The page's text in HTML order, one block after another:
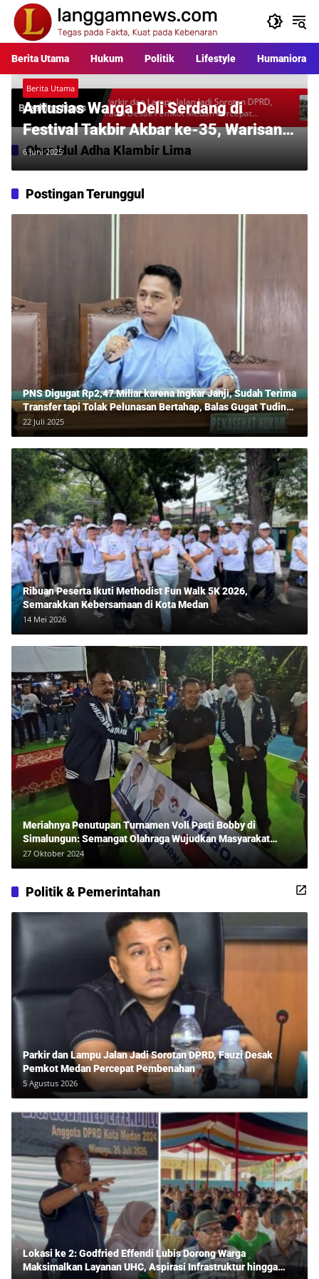
Langsung
konten
Berita Utama Hukum Politik Lifestyle Humaniora
Breaking NewsParkir dan Lampu Jalan Jadi Sorotan DPRD,
Fauzi Desak Pemkot Medan Percepat
Pembenahan
Obor Idul Adha Klambir Lima
Berita Utama
Antusias Warga Deli Serdang di
Festival Takbir Akbar ke-35, Warisan
Wagirin Arman Terus Berkobar
6 Juni 2025
Postingan Terunggul
PNS Digugat Rp2,47 Miliar karena Ingkar Janji, Sudah Terima
Transfer tapi Tolak Pelunasan Bertahap, Balas Gugat Tuding
Lawan Tipu Rp850 Juta
22 Juli 2025
Ribuan Peserta Ikuti Methodist Fun Walk 5K 2026,
Semarakkan Kebersamaan di Kota Medan
14 Mei 2026
Meriahnya Penutupan Turnamen Voli Pasti Bobby di
Simalungun: Semangat Olahraga Wujudkan Masyarakat
Sehat Bersama Erwan Rozadi dan Ribuan Penonton!
27 Oktober 2024
Politik & Pemerintahan
Parkir dan Lampu Jalan Jadi Sorotan DPRD, Fauzi Desak
Pemkot Medan Percepat Pembenahan
5 Agustus 2026
Lokasi ke 2: Godfried Effendi Lubis Dorong Warga
Maksimalkan Layanan UHC, Aspirasi Infrastruktur hingga